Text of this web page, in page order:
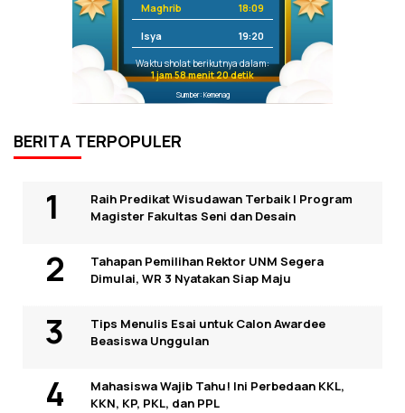
Maghrib 18:09
Isya 19:20
Waktu sholat berikutnya dalam:
1 jam 58 menit 20 detik
Sumber: Kemenag
BERITA TERPOPULER
Raih Predikat Wisudawan Terbaik I Program
Magister Fakultas Seni dan Desain
Tahapan Pemilihan Rektor UNM Segera
Dimulai, WR 3 Nyatakan Siap Maju
Tips Menulis Esai untuk Calon Awardee
Beasiswa Unggulan
Mahasiswa Wajib Tahu! Ini Perbedaan KKL,
KKN, KP, PKL, dan PPL